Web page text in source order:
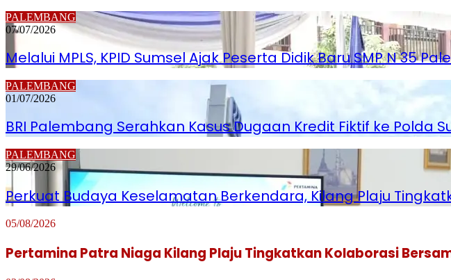
PALEMBANG
07/07/2026
Melalui MPLS, KPID Sumsel Ajak Peserta Didik Baru SMP N 35
PALEMBANG
01/07/2026
BRI Palembang Serahkan Kasus Dugaan Kredit Fiktif ke Polda
PALEMBANG
29/06/2026
Perkuat Budaya Keselamatan Berkendara, Kilang Plaju
05/08/2026
Pertamina Patra Niaga Kilang Plaju Tingkatkan Kolaborasi